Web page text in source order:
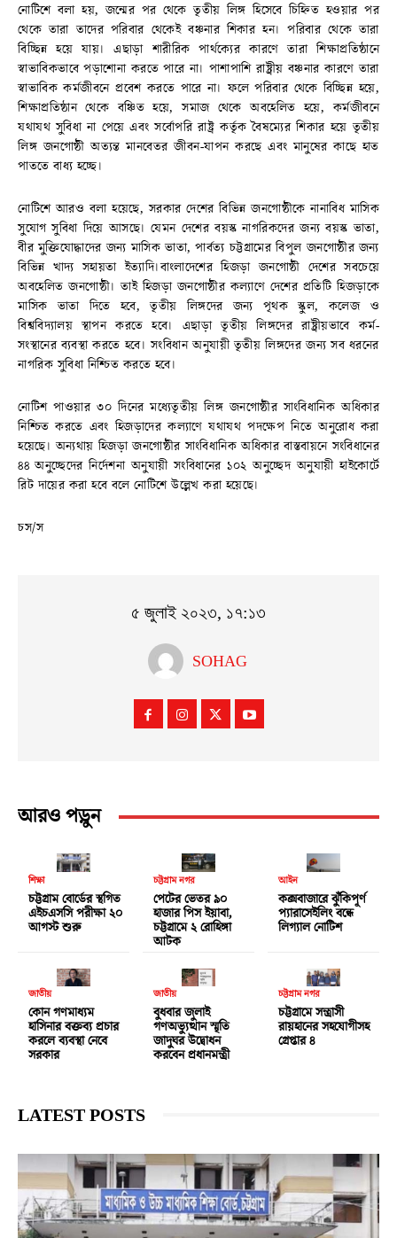
নোটিশে বলা হয়, জন্মের পর থেকে তৃতীয় লিঙ্গ হিসেবে চিহ্নিত হ‌ওয়ার পর
থেকে তারা তাদের পরিবার থেকেই বঞ্চনার শিকার হন। পরিবার থেকে তারা
বিচ্ছিন্ন হয়ে যায়। এছাড়া শারীরিক পার্থক্যের কারণে তারা শিক্ষাপ্রতিষ্ঠানে
স্বাভাবিকভাবে পড়াশোনা করতে পারে না। পাশাপাশি রাষ্ট্রীয় বঞ্চনার কারণে তারা
স্বাভাবিক কর্মজীবনে প্রবেশ করতে পারে না। ফলে পরিবার থেকে বিচ্ছিন্ন হয়ে,
শিক্ষাপ্রতিষ্ঠান থেকে বঞ্চিত হয়ে, সমাজ থেকে অবহেলিত হয়ে, কর্মজীবনে
যথাযথ সুবিধা না পেয়ে এবং সর্বোপরি রাষ্ট্র কর্তৃক বৈষম্যের শিকার হয়ে তৃতীয়
লিঙ্গ জনগোষ্ঠী অত্যন্ত মানবেতর জীবন-যাপন করছে এবং মানুষের কাছে হাত
পাততে বাধ্য হচ্ছে।
নোটিশে আরও বলা হয়েছে, সরকার দেশের বিভিন্ন জনগোষ্ঠীকে নানাবিধ মাসিক
সুযোগ সুবিধা দিয়ে আসছে। যেমন দেশের বয়স্ক নাগরিকদের জন্য বয়স্ক ভাতা,
বীর মুক্তিযোদ্ধাদের জন্য মাসিক ভাতা, পার্বত্য চট্টগ্রামের বিপুল জনগোষ্ঠীর জন্য
বিভিন্ন খাদ্য সহায়তা ইত্যাদি।বাংলাদেশের হিজড়া জনগোষ্ঠী দেশের সবচেয়ে
অবহেলিত জনগোষ্ঠী। তাই হিজড়া জনগোষ্ঠীর কল্যাণে দেশের প্রতিটি হিজড়াকে
মাসিক ভাতা দিতে হবে, তৃতীয় লিঙ্গদের জন্য পৃথক স্কুল, কলেজ ও
বিশ্ববিদ্যালয় স্থাপন করতে হবে। এছাড়া তৃতীয় লিঙ্গদের রাষ্ট্রীয়ভাবে কর্ম-
সংস্থানের ব্যবস্থা করতে হবে। সংবিধান অনুযায়ী তৃতীয় লিঙ্গদের জন্য সব ধরনের
নাগরিক সুবিধা নিশ্চিত করতে হবে।
নোটিশ পাওয়ার ৩০ দিনের মধ্যেতৃতীয় লিঙ্গ জনগোষ্ঠীর সাংবিধানিক অধিকার
নিশ্চিত করতে এবং হিজড়াদের কল্যাণে যথাযথ পদক্ষেপ নিতে অনুরোধ করা
হয়েছে। অন্যথায় হিজড়া জনগোষ্ঠীর সাংবিধানিক অধিকার বাস্তবায়নে সংবিধানের
৪৪ অনুচ্ছেদের নির্দেশনা অনুযায়ী সংবিধানের ১০২ অনুচ্ছেদ অনুযায়ী হাইকোর্টে
রিট দায়ের করা হবে বলে নোটিশে উল্লেখ করা হয়েছে।
চস/স
৫ জুলাই ২০২৩, ১৭:১৩
SOHAG
আরও পড়ুন
শিক্ষা
চট্টগ্রাম বোর্ডের স্থগিত
এইচএসসি পরীক্ষা ২০
আগস্ট শুরু
চট্টগ্রাম নগর
পেটের ভেতর ৯০
হাজার পিস ইয়াবা,
চট্টগ্রামে ২ রোহিঙ্গা
আটক
আইন
কক্সবাজারে ঝুঁকিপূর্ণ
প্যারাসেইলিং বন্ধে
লিগ্যাল নোটিশ
জাতীয়
কোন গণমাধ্যম
হাসিনার বক্তব্য প্রচার
করলে ব্যবস্থা নেবে
সরকার
জাতীয়
বুধবার জুলাই
গণঅভ্যুত্থান স্মৃতি
জাদুঘর উদ্বোধন
করবেন প্রধানমন্ত্রী
চট্টগ্রাম নগর
চট্টগ্রামে সন্ত্রাসী
রায়হানের সহযোগীসহ
গ্রেপ্তার ৪
LATEST POSTS